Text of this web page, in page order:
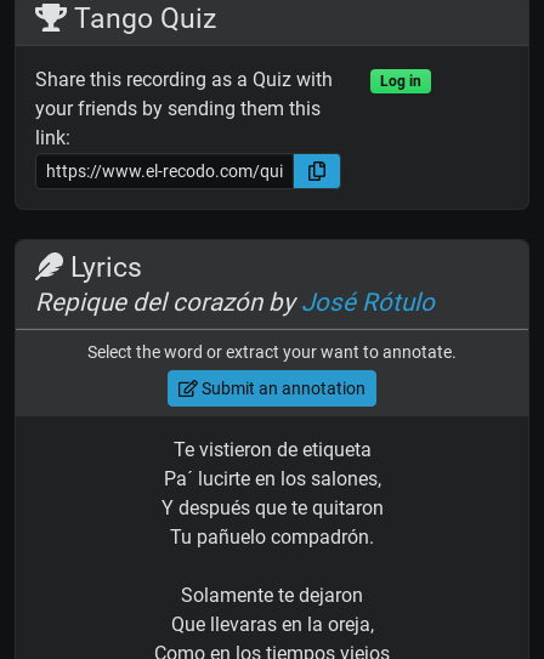
Tango Quiz
Share this recording as a Quiz with
your friends by sending them this
link:
Log in
Lyrics
Repique del corazón byJosé Rótulo
Select the word or extract your want to annotate.
Submit an annotation
Te vistieron de etiqueta
Pa´ lucirte en los salones,
Y después que te quitaron
Tu pañuelo compadrón.
Solamente te dejaron
Que llevaras en la oreja,
Como en los tiempos viejos